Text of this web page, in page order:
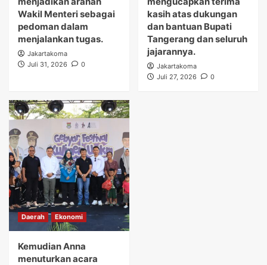
Wakil Menteri sebagai
pedoman dalam
menjalankan tugas.
Jakartakoma
Juli 31, 2026
0
kasih atas dukungan
dan bantuan Bupati
Tangerang dan seluruh
jajarannya.
Jakartakoma
Juli 27, 2026
0
Daerah Ekonomi
Kemudian Anna
menuturkan acara